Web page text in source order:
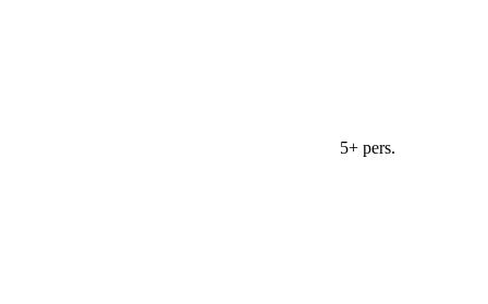
5+ pers.